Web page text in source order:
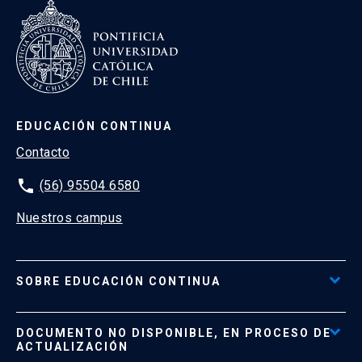
EDUCACIÓN CONTINUA
Contacto
phone (56) 95504 6580
Nuestros campus
SOBRE EDUCACIÓN CONTINUA
Formas de Pago
DOCUMENTO NO DISPONIBLE, EN PROCESO DE
ACTUALIZACIÓN